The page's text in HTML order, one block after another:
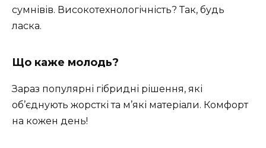
сумнівів. Високотехнологічність? Так, будь
ласка.
Що каже молодь?
Зараз популярні гібридні рішення, які
об’єднують жорсткі та м’які матеріали. Комфорт
на кожен день!